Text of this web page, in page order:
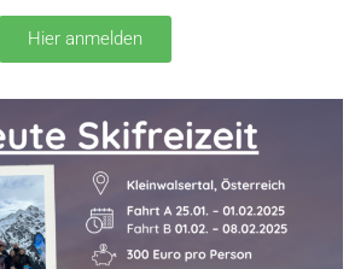
Hier anmelden